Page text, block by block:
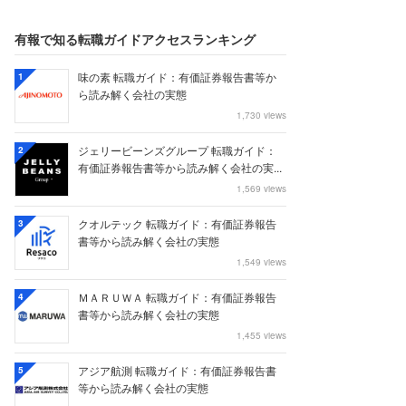
有報で知る転職ガイドアクセスランキング
1
味の素 転職ガイド：有価証券報告書等か
ら読み解く会社の実態
1,730 views
2
ジェリービーンズグループ 転職ガイド：
有価証券報告書等から読み解く会社の実...
1,569 views
3
クオルテック 転職ガイド：有価証券報告
書等から読み解く会社の実態
1,549 views
4
ＭＡＲＵＷＡ 転職ガイド：有価証券報告
書等から読み解く会社の実態
1,455 views
5
アジア航測 転職ガイド：有価証券報告書
等から読み解く会社の実態